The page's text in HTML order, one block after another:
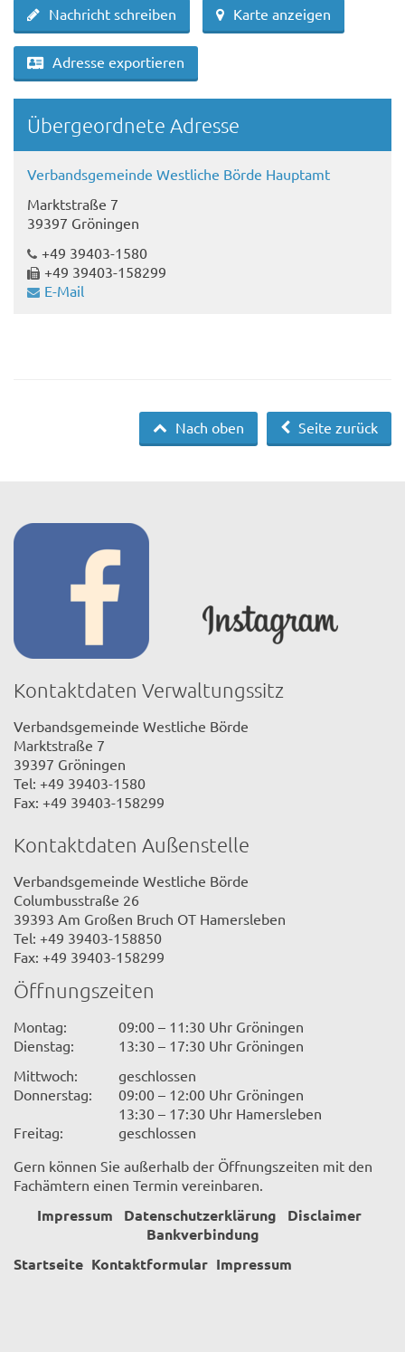
Nachricht schreiben
Karte anzeigen
Adresse exportieren
Übergeordnete Adresse
Verbandsgemeinde Westliche Börde Hauptamt
Marktstraße 7
39397 Gröningen
+49 39403-1580
+49 39403-158299
E-Mail
Seite zurück
Nach oben
Kontaktdaten Verwaltungssitz
Verbandsgemeinde Westliche Börde
Marktstraße 7
39397 Gröningen
Tel: +49 39403-1580
Fax: +49 39403-158299
Kontaktdaten Außenstelle
Verbandsgemeinde Westliche Börde
Columbusstraße 26
39393 Am Großen Bruch OT Hamersleben
Tel: +49 39403-158850
Fax: +49 39403-158299
Öffnungszeiten
Montag:
09:00 – 11:30 Uhr Gröningen
Dienstag:
13:30 – 17:30 Uhr Gröningen
Mittwoch:
geschlossen
Donnerstag:
09:00 – 12:00 Uhr Gröningen
13:30 – 17:30 Uhr Hamersleben
Freitag:
geschlossen
Gern können Sie außerhalb der Öffnungszeiten mit den
Fachämtern einen Termin vereinbaren.
Impressum Datenschutzerklärung
Disclaimer
Bankverbindung
Startseite Kontaktformular Impressum